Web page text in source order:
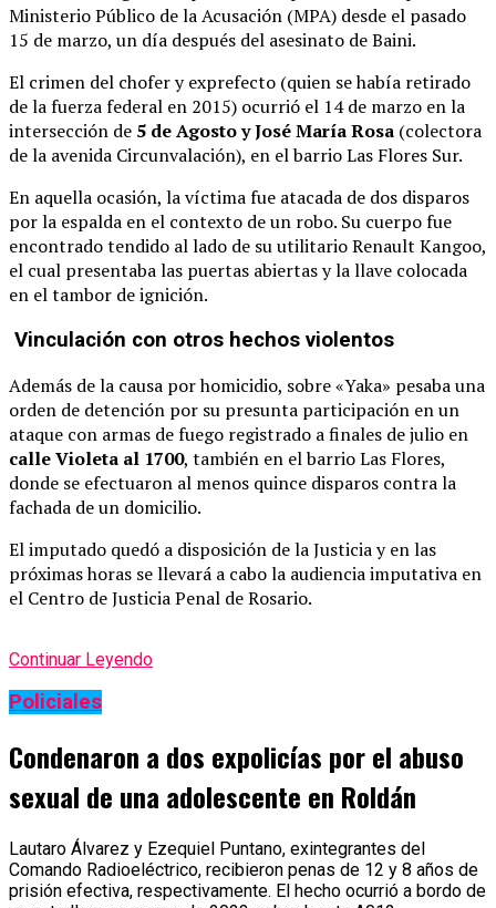
Ministerio Público de la Acusación (MPA) desde el pasado
15 de marzo, un día después del asesinato de Baini.
El crimen del chofer y exprefecto (quien se había retirado
de la fuerza federal en 2015) ocurrió el 14 de marzo en la
intersección de 5 de Agosto y José María Rosa (colectora
de la avenida Circunvalación), en el barrio Las Flores Sur.
En aquella ocasión, la víctima fue atacada de dos disparos
por la espalda en el contexto de un robo. Su cuerpo fue
encontrado tendido al lado de su utilitario Renault Kangoo,
el cual presentaba las puertas abiertas y la llave colocada
en el tambor de ignición.
Vinculación con otros hechos violentos
Además de la causa por homicidio, sobre «Yaka» pesaba una
orden de detención por su presunta participación en un
ataque con armas de fuego registrado a finales de julio en
calle Violeta al 1700, también en el barrio Las Flores,
donde se efectuaron al menos quince disparos contra la
fachada de un domicilio.
El imputado quedó a disposición de la Justicia y en las
próximas horas se llevará a cabo la audiencia imputativa en
el Centro de Justicia Penal de Rosario.
Continuar Leyendo
Policiales
Condenaron a dos expolicías por el abuso
sexual de una adolescente en Roldán
Lautaro Álvarez y Ezequiel Puntano, exintegrantes del
Comando Radioeléctrico, recibieron penas de 12 y 8 años de
prisión efectiva, respectivamente. El hecho ocurrió a bordo de